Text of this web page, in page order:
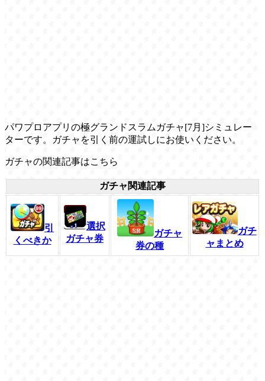
パワプロアプリの極グランドスラムガチャ[7月]シミュレー
ターです。ガチャを引く前の運試しにお使いください。
ガチャの関連記事はこちら
ガチャ関連記事
引
くべきか
選択
ガチャ券
ガチャ
券の種
ガチ
ャまとめ